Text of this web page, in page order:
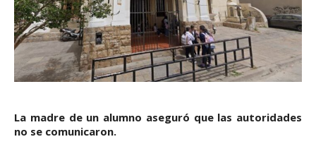
La madre de un alumno aseguró que las autoridades
no se comunicaron.